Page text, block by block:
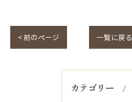
< 前のページ 一覧に戻る
カテゴリー